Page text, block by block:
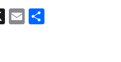
X E
m
Pa